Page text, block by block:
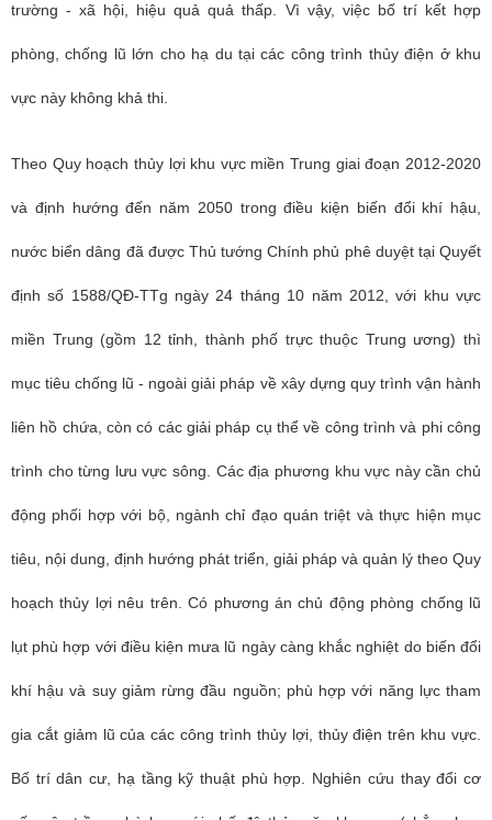
trường - xã hội, hiệu quả quả thấp. Vì vậy, việc bố trí kết hợp
phòng, chống lũ lớn cho hạ du tại các công trình thủy điện ở khu
vực này không khả thi.
Theo Quy hoạch thủy lợi khu vực miền Trung giai đoạn 2012-2020
và định hướng đến năm 2050 trong điều kiện biến đổi khí hậu,
nước biển dâng đã được Thủ tướng Chính phủ phê duyệt tại Quyết
định số 1588/QĐ-TTg ngày 24 tháng 10 năm 2012, với khu vực
miền Trung (gồm 12 tỉnh, thành phố trực thuộc Trung ương) thì
mục tiêu chống lũ - ngoài giải pháp về xây dựng quy trình vận hành
liên hồ chứa, còn có các giải pháp cụ thể về công trình và phi công
trình cho từng lưu vực sông. Các địa phương khu vực này cần chủ
động phối hợp với bộ, ngành chỉ đạo quán triệt và thực hiện mục
tiêu, nội dung, định hướng phát triển, giải pháp và quản lý theo Quy
hoạch thủy lợi nêu trên. Có phương án chủ động phòng chống lũ
lụt phù hợp với điều kiện mưa lũ ngày càng khắc nghiệt do biến đổi
khí hậu và suy giảm rừng đầu nguồn; phù hợp với năng lực tham
gia cắt giảm lũ của các công trình thủy lợi, thủy điện trên khu vực.
Bố trí dân cư, hạ tầng kỹ thuật phù hợp. Nghiên cứu thay đổi cơ